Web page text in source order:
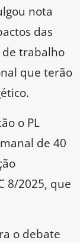
nota
das
trabalho
que terão
o PL
de 40
8/2025, que
o debate